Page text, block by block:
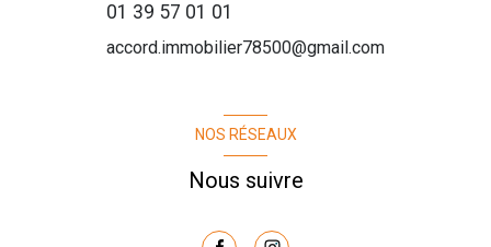
01 39 57 01 01
accord.immobilier78500@gmail.com
NOS RÉSEAUX
Nous suivre